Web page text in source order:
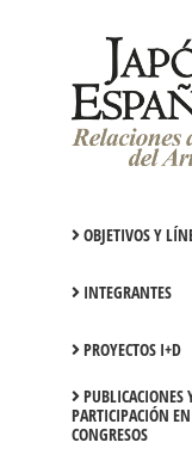
OBJETIVOS Y
INTEGRANTES
PROYECTOS I+D
PUBLICACIONES
PARTICIPACIÓN EN
CONGRESOS